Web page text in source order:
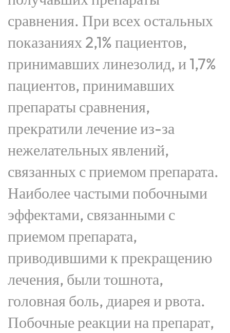
сравнения. При всех остальных
показаниях 2,1% пациентов,
принимавших линезолид, и 1,7%
пациентов, принимавших
препараты сравнения,
прекратили лечение из-за
нежелательных явлений,
связанных с приемом препарата.
Наиболее частыми побочными
эффектами, связанными с
приемом препарата,
приводившими к прекращению
лечения, были тошнота,
головная боль, диарея и рвота.
Побочные реакции на препарат,